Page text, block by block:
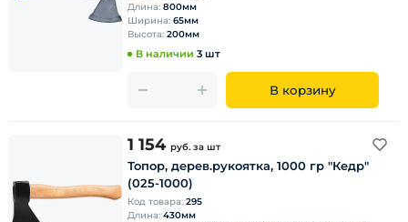
Длина: 800мм
Ширина: 65мм
Высота: 200мм
В наличии 3 шт
В корзину
1 154 руб. за шт
Топор, дерев.рукоятка, 1000 гр "Кедр"
(025-1000)
Код товара: 295
Длина: 430мм